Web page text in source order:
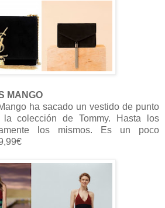
MANGO
ha sacado un vestido de punto
colección de Tommy. Hasta los
los mismos. Es un poco